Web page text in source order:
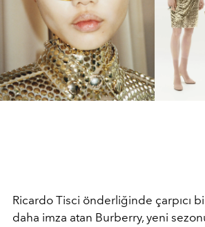
Ricardo Tisci önderliğinde çarpıcı
daha imza atan Burberry, yeni